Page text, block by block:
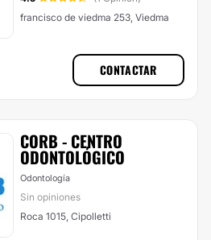
francisco de viedma 253, Viedma
CONTACTAR
CORB - CENTRO
ODONTOLÓGICO
Odontología
Sin opiniones
Roca 1015, Cipolletti